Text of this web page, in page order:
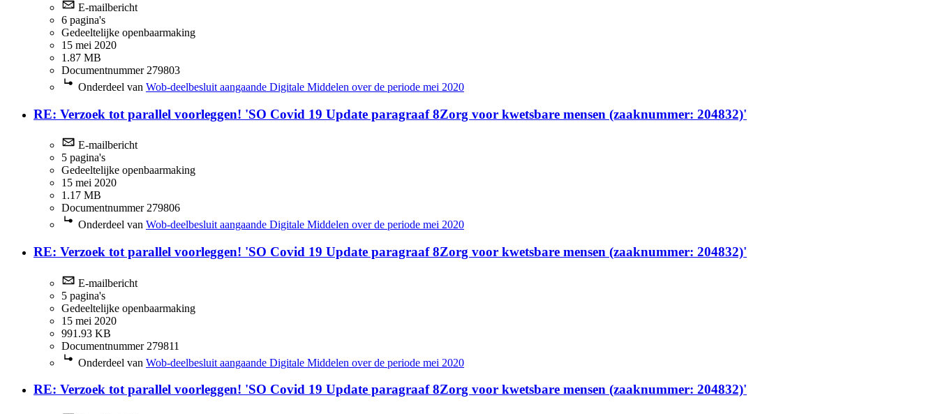
E-mailbericht
6 pagina's
Gedeeltelijke openbaarmaking
15 mei 2020
1.87 MB
Documentnummer 279803
Onderdeel van Wob-deelbesluit aangaande Digitale Middelen over de periode mei 2020
RE: Verzoek tot parallel voorleggen! 'SO Covid 19 Update paragraaf 8Zorg voor kwetsbare mensen (zaaknummer: 204832)'
E-mailbericht
5 pagina's
Gedeeltelijke openbaarmaking
15 mei 2020
1.17 MB
Documentnummer 279806
Onderdeel van Wob-deelbesluit aangaande Digitale Middelen over de periode mei 2020
RE: Verzoek tot parallel voorleggen! 'SO Covid 19 Update paragraaf 8Zorg voor kwetsbare mensen (zaaknummer: 204832)'
E-mailbericht
5 pagina's
Gedeeltelijke openbaarmaking
15 mei 2020
991.93 KB
Documentnummer 279811
Onderdeel van Wob-deelbesluit aangaande Digitale Middelen over de periode mei 2020
RE: Verzoek tot parallel voorleggen! 'SO Covid 19 Update paragraaf 8Zorg voor kwetsbare mensen (zaaknummer: 204832)'